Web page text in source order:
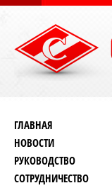
ГЛАВНАЯ
НОВОСТИ
РУКОВОДСТВО
СОТРУДНИЧЕСТВО